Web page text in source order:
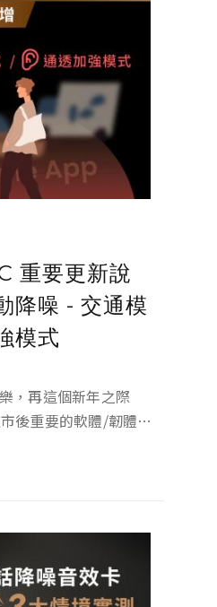
重要更新說
降噪 - 交通模
模式
，再這個新年之際
後重要的軟體/韌體更